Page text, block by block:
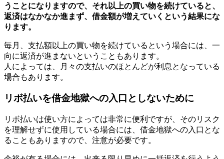
うことになりますので、それ以上の買い物を続けていると、
返済はなかなか進まず、借金額が増えていくという結果にな
ります。
毎月、支払額以上の買い物を続けているという場合には、一
向に返済が進まないということもあります。
人によっては、月々の支払いのほとんどが利息となっている
場合もあります。
リボ払いを借金地獄への入口としないために
リボ払いは使い方によっては非常に便利ですが、そのリスク
を理解せずに使用している場合には、借金地獄への入口とな
ることもありますので、注意が必要です。